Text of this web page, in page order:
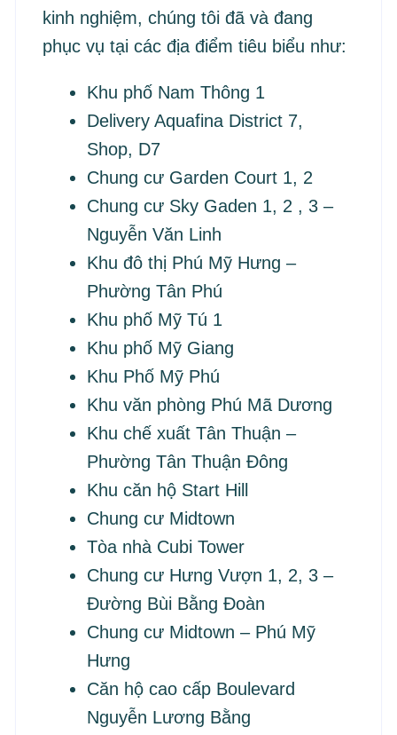
kinh nghiệm, chúng tôi đã và đang
phục vụ tại các địa điểm tiêu biểu như:
Khu phố Nam Thông 1
Delivery Aquafina District 7,
Shop, D7
Chung cư Garden Court 1, 2
Chung cư Sky Gaden 1, 2 , 3 –
Nguyễn Văn Linh
Khu đô thị Phú Mỹ Hưng –
Phường Tân Phú
Khu phố Mỹ Tú 1
Khu phố Mỹ Giang
Khu Phố Mỹ Phú
Khu văn phòng Phú Mã Dương
Khu chế xuất Tân Thuận –
Phường Tân Thuận Đông
Khu căn hộ Start Hill
Chung cư Midtown
Tòa nhà Cubi Tower
Chung cư Hưng Vượn 1, 2, 3 –
Đường Bùi Bằng Đoàn
Chung cư Midtown – Phú Mỹ
Hưng
Căn hộ cao cấp Boulevard
Nguyễn Lương Bằng